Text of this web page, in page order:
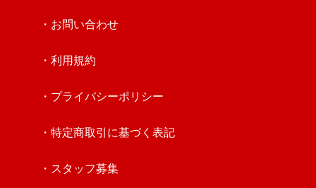
・お問い合わせ
・利用規約
・プライバシーポリシー
・特定商取引に基づく表記
・スタッフ募集